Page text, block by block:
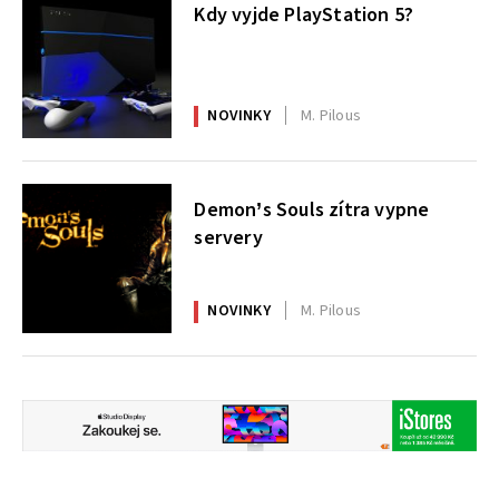
Kdy vyjde PlayStation 5?
NOVINKY M. Pilous
Demon’s Souls zítra vypne
servery
NOVINKY M. Pilous